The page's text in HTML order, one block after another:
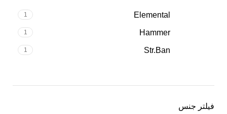
Elemental
1
Hammer
1
Str.Ban
1
فیلتر جنس